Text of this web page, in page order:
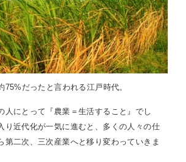
75%だったと言われる江戸時代。
人にとって『農業＝生活すること』でし
り近代化が一気に進むと、多くの人々の仕
第二次、三次産業へと移り変わっていきま